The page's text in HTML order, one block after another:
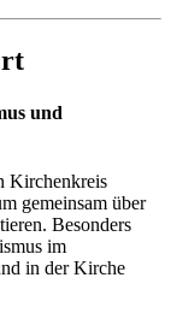
und
Kirchenkreis
gemeinsam über
Besonders
im
in der Kirche